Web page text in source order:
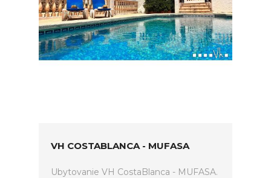
VH COSTABLANCA - MUFASA
Ubytovanie VH CostaBlanca - MUFASA.